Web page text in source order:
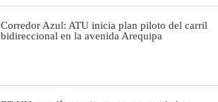
Corredor Azul: ATU inicia plan piloto del carril
bidireccional en la avenida Arequipa